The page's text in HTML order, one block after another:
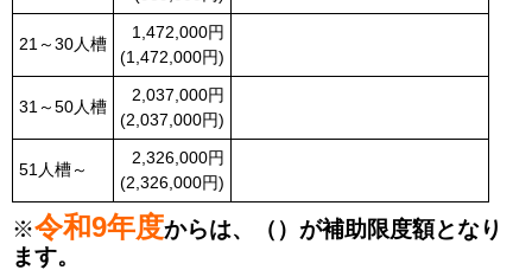
21～30人槽
1,472,000円
(1,472,000円)
31～50人槽
2,037,000円
(2,037,000円)
51人槽～
2,326,000円
(2,326,000円)
※令和9年度からは、（）が補助限度額となり
ます。